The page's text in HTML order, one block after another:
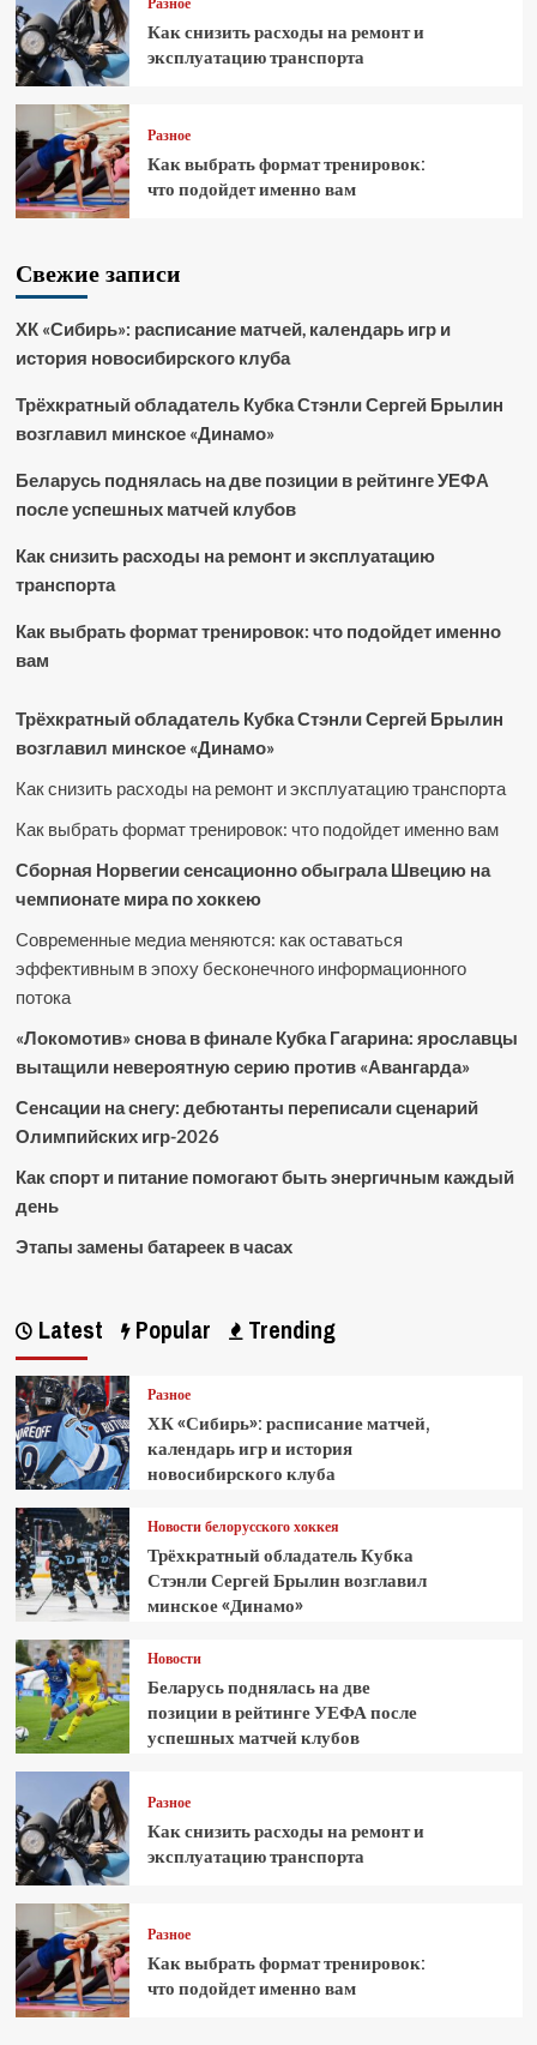
Разное
Как снизить расходы на ремонт и
эксплуатацию транспорта
Разное
Как выбрать формат тренировок:
что подойдет именно вам
Свежие записи
ХК «Сибирь»: расписание матчей, календарь игр и
история новосибирского клуба
Трёхкратный обладатель Кубка Стэнли Сергей Брылин
возглавил минское «Динамо»
Беларусь поднялась на две позиции в рейтинге УЕФА
после успешных матчей клубов
Как снизить расходы на ремонт и эксплуатацию
транспорта
Как выбрать формат тренировок: что подойдет именно
вам
Трёхкратный обладатель Кубка Стэнли Сергей Брылин
возглавил минское «Динамо»
Как снизить расходы на ремонт и эксплуатацию транспорта
Как выбрать формат тренировок: что подойдет именно вам
Сборная Норвегии сенсационно обыграла Швецию на
чемпионате мира по хоккею
Современные медиа меняются: как оставаться
эффективным в эпоху бесконечного информационного
потока
«Локомотив» снова в финале Кубка Гагарина: ярославцы
вытащили невероятную серию против «Авангарда»
Сенсации на снегу: дебютанты переписали сценарий
Олимпийских игр-2026
Как спорт и питание помогают быть энергичным каждый
день
Этапы замены батареек в часах
Latest Popular Trending
Разное
ХК «Сибирь»: расписание матчей,
календарь игр и история
новосибирского клуба
Новости белорусского хоккея
Трёхкратный обладатель Кубка
Стэнли Сергей Брылин возглавил
минское «Динамо»
Новости
Беларусь поднялась на две
позиции в рейтинге УЕФА после
успешных матчей клубов
Разное
Как снизить расходы на ремонт и
эксплуатацию транспорта
Разное
Как выбрать формат тренировок:
что подойдет именно вам